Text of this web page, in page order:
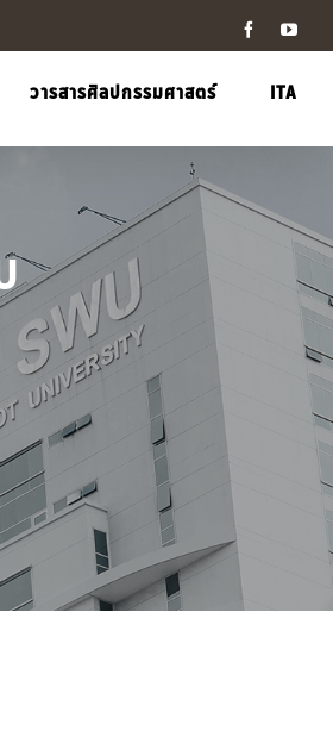
Facebook
วารสารศิลปกรรมศาสตร์ ITA